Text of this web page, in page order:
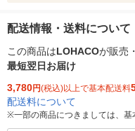
配送情報・送料について
この商品はLOHACOが販売
最短翌日お届け
3,780円(税込)以上で基本配送料
配送料について
※一部の商品につきましては、基